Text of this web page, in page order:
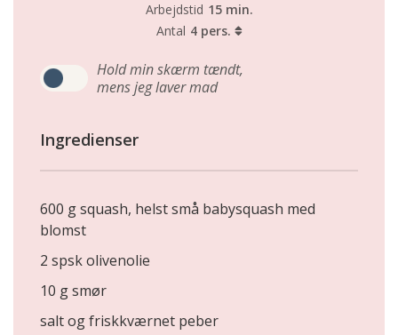
Arbejdstid 15 min.
Antal 4 pers.
Hold min skærm tændt,
mens jeg laver mad
Ingredienser
600 g squash, helst små babysquash med
blomst
2 spsk olivenolie
10 g smør
salt og friskkværnet peber